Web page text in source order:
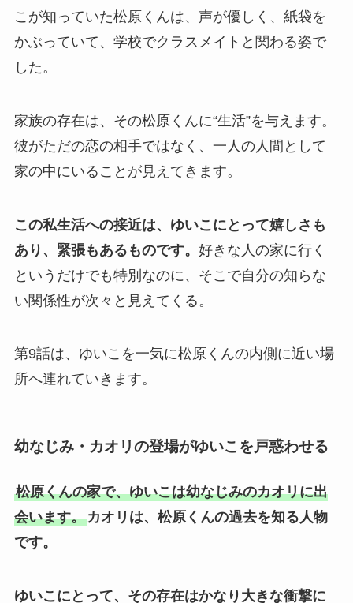
こが知っていた松原くんは、声が優しく、紙袋を
かぶっていて、学校でクラスメイトと関わる姿で
した。
家族の存在は、その松原くんに“生活”を与えます。
彼がただの恋の相手ではなく、一人の人間として
家の中にいることが見えてきます。
この私生活への接近は、ゆいこにとって嬉しさも
あり、緊張もあるものです。 好きな人の家に行く
というだけでも特別なのに、そこで自分の知らな
い関係性が次々と見えてくる。
第9話は、ゆいこを一気に松原くんの内側に近い場
所へ連れていきます。
幼なじみ・カオリの登場がゆいこを戸惑わせる
松原くんの家で、ゆいこは幼なじみのカオリに出
会います。カオリは、松原くんの過去を知る人物
です。
ゆいこにとって、その存在はかなり大きな衝撃に